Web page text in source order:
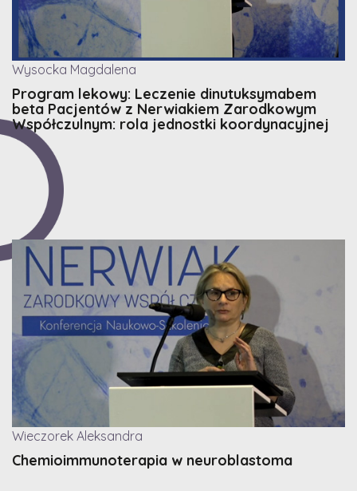
Wysocka Magdalena
Program lekowy: Leczenie dinutuksymabem
beta Pacjentów z Nerwiakiem Zarodkowym
Współczulnym: rola jednostki koordynacyjnej
Wieczorek Aleksandra
Chemioimmunoterapia w neuroblastoma